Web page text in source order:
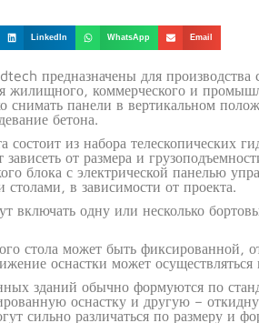
LinkedIn WhatsApp Email
предназначены для производства
жилищного, коммерческого и
снимать панели в вертикальном
бетона.
состоит из набора телескопических
зависеть от размера и
блока с электрической панелью
в зависимости от проекта.
включать одну или несколько
стола может быть фиксированной,
оснастки может
зданий обычно формуются по
оснастку и другую –
сильно различаться по размеру и